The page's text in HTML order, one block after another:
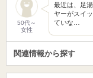
50代～
女性
最近は、足
ヤーがスイ
ていな…
関連情報から探す